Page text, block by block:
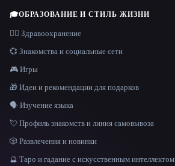
🎓ОБРАЗОВАНИЕ И СТИЛЬ ЖИЗНИ
👩‍⚕️ Здравоохранение
💞 Знакомства и социальные сети
🎮 Игры
🎁 Идеи и рекомендации для подарков
🗣️ Изучение языка
💘 Профиль знакомств и линия самовывоза
🎲 Развлечения и новинки
🔮 Таро и гадание с искусственным интеллектом